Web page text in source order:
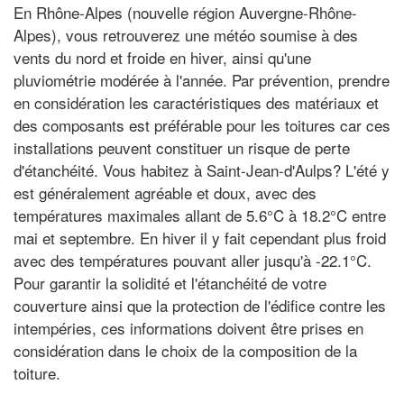
En Rhône-Alpes (nouvelle région Auvergne-Rhône-
Alpes), vous retrouverez une météo soumise à des
vents du nord et froide en hiver, ainsi qu'une
pluviométrie modérée à l'année. Par prévention, prendre
en considération les caractéristiques des matériaux et
des composants est préférable pour les toitures car ces
installations peuvent constituer un risque de perte
d'étanchéité. Vous habitez à Saint-Jean-d'Aulps? L'été y
est généralement agréable et doux, avec des
températures maximales allant de 5.6°C à 18.2°C entre
mai et septembre. En hiver il y fait cependant plus froid
avec des températures pouvant aller jusqu'à -22.1°C.
Pour garantir la solidité et l'étanchéité de votre
couverture ainsi que la protection de l'édifice contre les
intempéries, ces informations doivent être prises en
considération dans le choix de la composition de la
toiture.